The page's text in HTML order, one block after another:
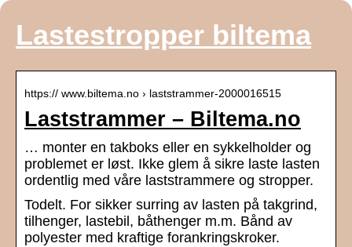
Lastestropper biltema
https:// www.biltema.no › laststrammer-2000016515
Laststrammer – Biltema.no
… monter en takboks eller en sykkelholder og
problemet er løst. Ikke glem å sikre laste lasten
ordentlig med våre laststrammere og stropper.
Todelt. For sikker surring av lasten på takgrind,
tilhenger, lastebil, båthenger m.m. Bånd av
polyester med kraftige forankringskroker.